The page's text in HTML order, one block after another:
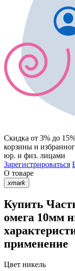
Скидка от 3% до
корзины и
юр. и физ. лицами
Зарегистрироваться
О товаре
xmark
Купить
омега 10мм
применение
Цвет никель